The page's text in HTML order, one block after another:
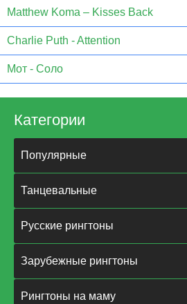
Matthew Koma – Kisses Back
Charlie Puth - Attention
Мот - Соло
Категории
Популярные
Танцевальные
Русские рингтоны
Зарубежные рингтоны
Рингтоны на маму